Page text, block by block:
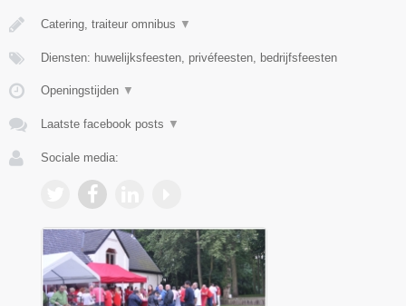
Catering, traiteur omnibus ▼
Diensten: huwelijksfeesten, privéfeesten, bedrijfsfeesten
Openingstijden ▼
Laatste facebook posts ▼
Sociale media: